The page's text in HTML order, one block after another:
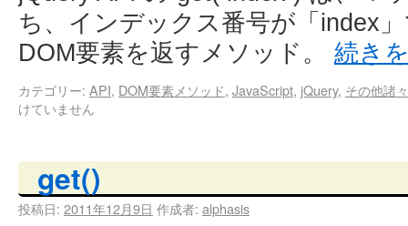
ち、インデックス番号が「index
DOM要素を返すメソッド。 続き
カテゴリー: API, DOM要素メソッド, JavaScript, jQuery, その他諸々
けていません
get()
投稿日: 2011年12月9日 作成者: alphasis